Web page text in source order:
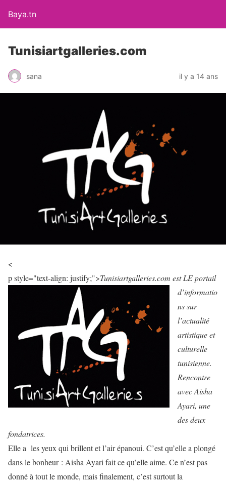
Baya.tn
Tunisiartgalleries.com
sana il y a 14 ans
<
p style="text-align: justify;">Tunisiartgalleries.com est LE portail
d’informatio
ns sur
l’actualité
artistique et
culturelle
tunisienne.
Rencontre
avec Aisha
Ayari, une
des deux
fondatrices.
Elle a les yeux qui brillent et l’air épanoui. C’est qu’elle a plongé
dans le bonheur : Aisha Ayari fait ce qu’elle aime. Ce n’est pas
donné à tout le monde, mais finalement, c’est surtout la